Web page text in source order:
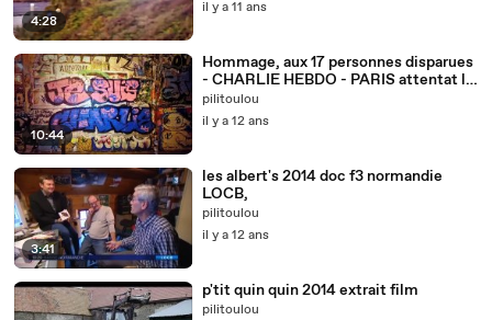
4:28
il y a 11 ans
10:44
Hommage, aux 17 personnes disparues
- CHARLIE HEBDO - PARIS attentat le
07 janvier 2015
pilitoulou
il y a 12 ans
3:41
les albert's 2014 doc f3 normandie
LOCB,
pilitoulou
il y a 12 ans
p'tit quin quin 2014 extrait film
pilitoulou